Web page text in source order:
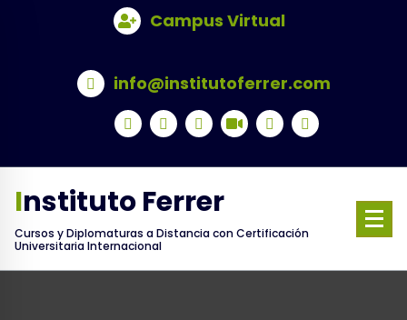
Campus Virtual
info@institutoferrer.com
Instituto Ferrer
Cursos y Diplomaturas a Distancia con Certificación
Universitaria Internacional